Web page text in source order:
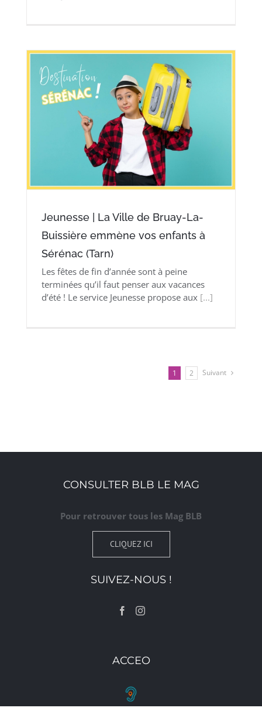
Jeunesse | La Ville de Bruay-La-
Buissière emmène vos enfants à
Sérénac (Tarn)
Les fêtes de fin d’année sont à peine
terminées qu’il faut penser aux vacances
d’été ! Le service Jeunesse propose aux [...]
1 2 Suivant
CONSULTER BLB LE MAG
Pour retrouver tous les Mag BLB
CLIQUEZ ICI
SUIVEZ-NOUS !
ACCEO